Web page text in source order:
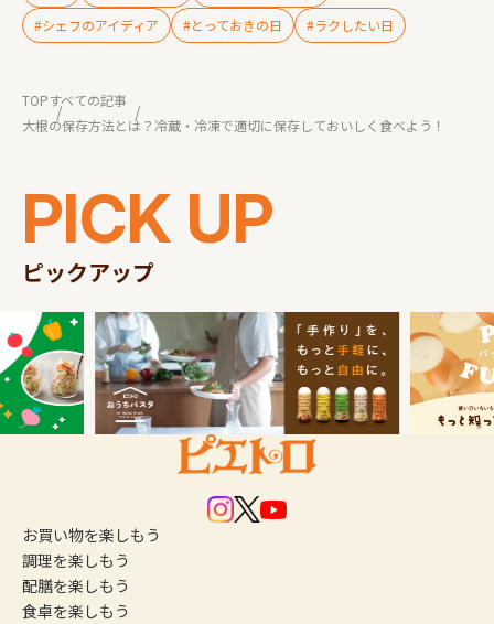
#シェフのアイディア
#とっておきの日 #ラクしたい日
TOPすべての記事
大根の保存方法とは？冷蔵・冷凍で適切に保存しておいしく食べよう！
PICK UP
ピックアップ
お買い物を楽しもう
調理を楽しもう
配膳を楽しもう
食卓を楽しもう